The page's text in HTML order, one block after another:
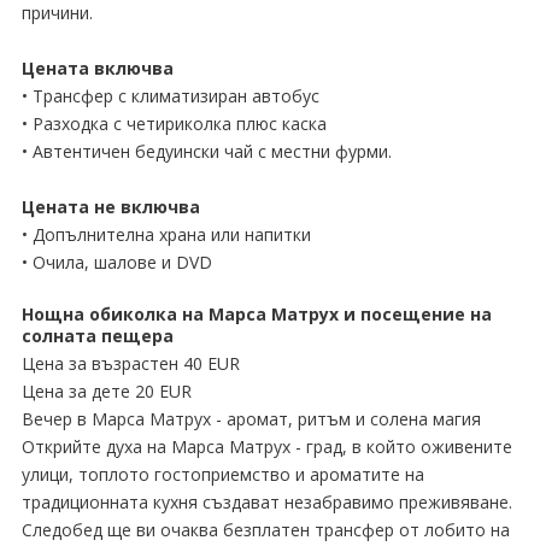
причини.
Цената включва
• Трансфер с климатизиран автобус
• Разходка с четириколка плюс каска
• Автентичен бедуински чай с местни фурми.
Цената не включва
• Допълнителна храна или напитки
• Очила, шалове и DVD
Нощна обиколка на Марса Матрух и посещение на
солната пещера
Цена за възрастен 40 EUR
Цена за дете 20 EUR
Вечер в Марса Матрух - аромат, ритъм и солена магия
Открийте духа на Марса Матрух - град, в който оживените
улици, топлото гостоприемство и ароматите на
традиционната кухня създават незабравимо преживяване.
Следобед ще ви очаква безплатен трансфер от лобито на